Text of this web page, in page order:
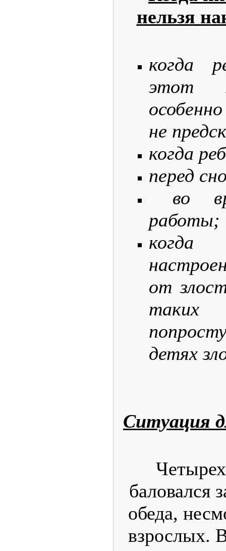
нельзя
когда
этот
не
когда
перед
во
работы;
от
детях
Ситуация
баловался
обеда,
взрослых.